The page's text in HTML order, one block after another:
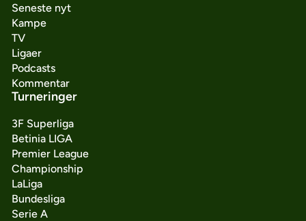
Seneste nyt
Kampe
TV
Ligaer
Podcasts
Kommentar
Turneringer
3F Superliga
Betinia LIGA
Premier League
Championship
LaLiga
Bundesliga
Serie A